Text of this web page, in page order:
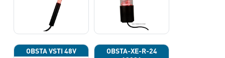
OBSTA VSTI 48V
OBSTA-XE-R-24